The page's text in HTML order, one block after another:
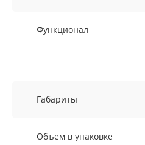
Функционал
Габариты
Объем в упаковке